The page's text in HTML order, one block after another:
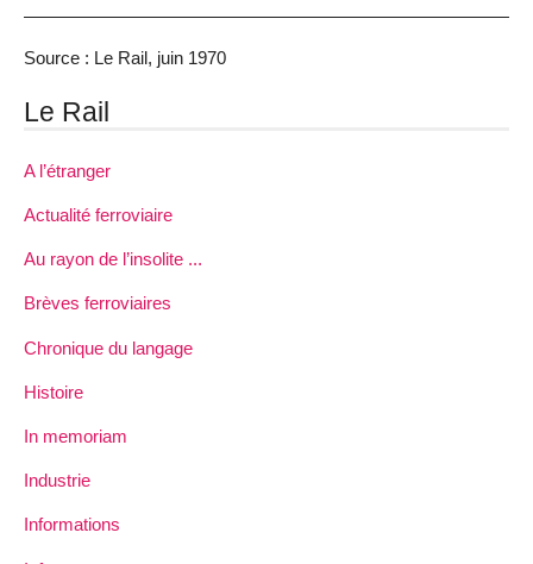
Source : Le Rail, juin 1970
Le Rail
A l’étranger
Actualité ferroviaire
Au rayon de l’insolite ...
Brèves ferroviaires
Chronique du langage
Histoire
In memoriam
Industrie
Informations